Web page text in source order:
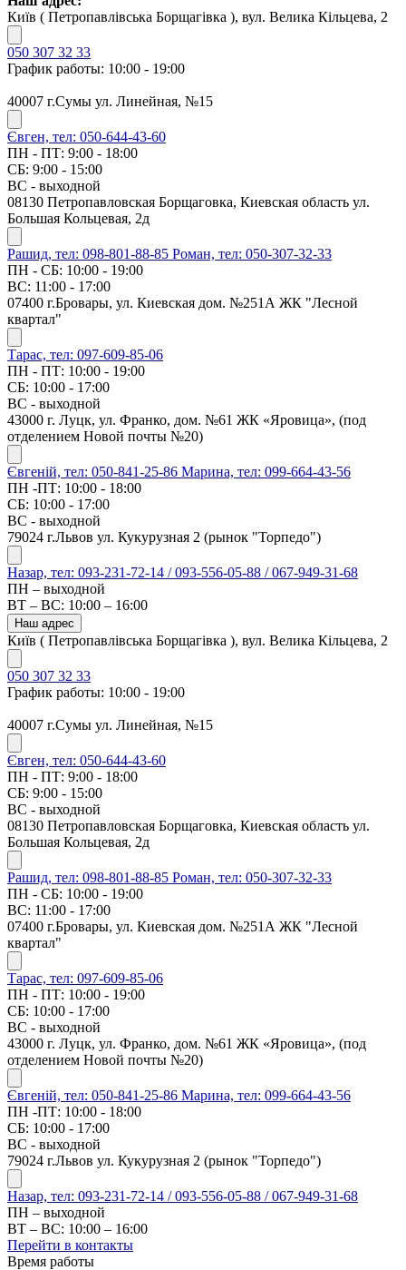
Київ ( Петропавлівська Борщагівка ), вул. Велика Кільцева, 2
050 307 32 33
График работы: 10:00 - 19:00
40007 г.Сумы ул. Линейная, №15
Євген, тел: 050-644-43-60
ПН - ПТ: 9:00 - 18:00
СБ: 9:00 - 15:00
ВС - выходной
08130 Петропавловская Борщаговка, Киевская область ул.
Большая Кольцевая, 2д
Рашид, тел: 098-801-88-85 Роман, тел: 050-307-32-33
ПН - СБ: 10:00 - 19:00
ВС: 11:00 - 17:00
07400 г.Бровары, ул. Киевская дом. №251А ЖК "Лесной
квартал"
Тарас, тел: 097-609-85-06
ПН - ПТ: 10:00 - 19:00
СБ: 10:00 - 17:00
ВС - выходной
43000 г. Луцк, ул. Франко, дом. №61 ЖК «Яровица», (под
отделением Новой почты №20)
Євгеній, тел: 050-841-25-86 Марина, тел: 099-664-43-56
ПН -ПТ: 10:00 - 18:00
СБ: 10:00 - 17:00
ВС - выходной
79024 г.Львов ул. Кукурузная 2 (рынок "Торпедо")
Назар, тел: 093-231-72-14 / 093-556-05-88 / 067-949-31-68
ПН – выходной
ВТ – ВС: 10:00 – 16:00
Наш адрес
Київ ( Петропавлівська Борщагівка ), вул. Велика Кільцева, 2
050 307 32 33
График работы: 10:00 - 19:00
40007 г.Сумы ул. Линейная, №15
Євген, тел: 050-644-43-60
ПН - ПТ: 9:00 - 18:00
СБ: 9:00 - 15:00
ВС - выходной
08130 Петропавловская Борщаговка, Киевская область ул.
Большая Кольцевая, 2д
Рашид, тел: 098-801-88-85 Роман, тел: 050-307-32-33
ПН - СБ: 10:00 - 19:00
ВС: 11:00 - 17:00
07400 г.Бровары, ул. Киевская дом. №251А ЖК "Лесной
квартал"
Тарас, тел: 097-609-85-06
ПН - ПТ: 10:00 - 19:00
СБ: 10:00 - 17:00
ВС - выходной
43000 г. Луцк, ул. Франко, дом. №61 ЖК «Яровица», (под
отделением Новой почты №20)
Євгеній, тел: 050-841-25-86 Марина, тел: 099-664-43-56
ПН -ПТ: 10:00 - 18:00
СБ: 10:00 - 17:00
ВС - выходной
79024 г.Львов ул. Кукурузная 2 (рынок "Торпедо")
Назар, тел: 093-231-72-14 / 093-556-05-88 / 067-949-31-68
ПН – выходной
ВТ – ВС: 10:00 – 16:00
Перейти в контакты
Время работы